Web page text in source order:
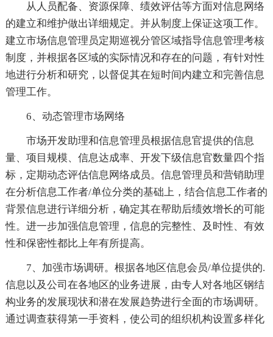
从人员配备、资源保障、绩效评估等方面对信息网络
的建立和维护做出详细规定。并从制度上保证这项工作。
建立市场信息管理员定期巡视分管区域指导信息管理考核
制度，并根据各区域的实际情况和存在的问题，有针对性
地进行分析和研究，以督促其在短时间内建立和完善信息
管理工作。
6、动态管理市场网络
市场开发助理和信息管理员根据信息官提供的信息
量、项目规模、信息达成率、开发下级信息官数量四个指
标，定期动态评估信息网络成员。信息管理员和营销助理
在分析信息工作者/单位分类的基础上，结合信息工作者的
背景信息进行详细分析，确定其在帮助后绩效增长的可能
性。进一步加强信息管理，信息的完整性、及时性、有效
性和保密性都比上年有所提高。
7、加强市场调研。根据各地区信息会员/单位提供的.
信息以及公司在各地区的业务进展，由专人对各地区钢结
构业务的发展现状和潜在发展趋势进行全面的市场调研。
通过调查获得第一手资料，使公司的组织机构设置多样化